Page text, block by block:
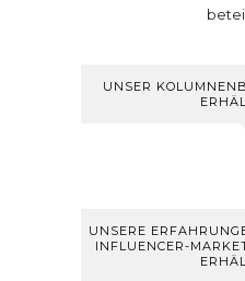
UNSER
UNSERE
INFLUENCER-